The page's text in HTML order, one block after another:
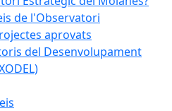
de l'Observatori
aprovats
del Desenvolupament